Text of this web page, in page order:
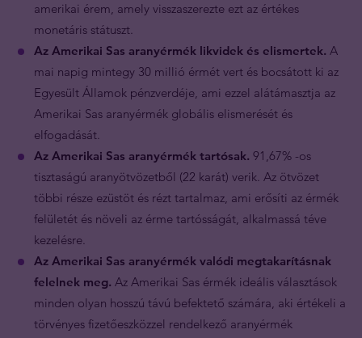
amerikai érem, amely visszaszerezte ezt az értékes
monetáris státuszt.
Az Amerikai Sas aranyérmék likvidek és elismertek. A
mai napig mintegy 30 millió érmét vert és bocsátott ki az
Egyesült Államok pénzverdéje, ami ezzel alátámasztja az
Amerikai Sas aranyérmék globális elismerését és
elfogadását.
Az Amerikai Sas aranyérmék tartósak. 91,67% -os
tisztaságú aranyötvözetből (22 karát) verik. Az ötvözet
többi része ezüstöt és rézt tartalmaz, ami erősíti az érmék
felületét és növeli az érme tartósságát, alkalmassá téve
kezelésre.
Az Amerikai Sas aranyérmék valódi megtakarításnak
felelnek meg. Az Amerikai Sas érmék ideális választások
minden olyan hosszú távú befektető számára, aki értékeli a
törvényes fizetőeszközzel rendelkező aranyérmék